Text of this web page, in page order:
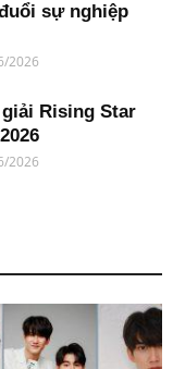
sự nghiệp
2026
giải Rising Star
2026